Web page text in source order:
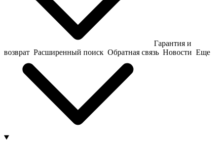
Гарантия и
возврат Расширенный поиск Обратная связь Новости Еще